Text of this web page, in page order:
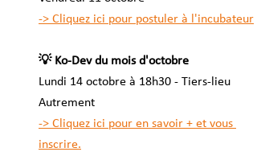
-> Cliquez ici pour postuler à l'incubateur
💡 Ko-Dev du mois d'octobre
Lundi 14 octobre à 18h30 - Tiers-lieu
Autrement
-> Cliquez ici pour en savoir + et vous